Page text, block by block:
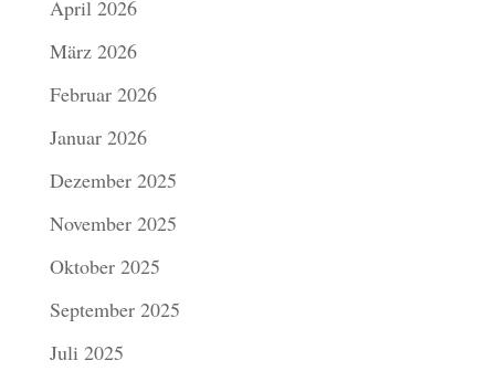
April 2026
März 2026
Februar 2026
Januar 2026
Dezember 2025
November 2025
Oktober 2025
September 2025
Juli 2025